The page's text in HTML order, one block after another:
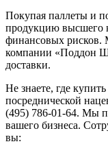
Покупая паллеты и
продукцию высшего
финансовых рисков.
компании «Поддон
доставки.
Не знаете, где
посреднической
(495) 786-01-64. Мы
вашего бизнеса.
вы: